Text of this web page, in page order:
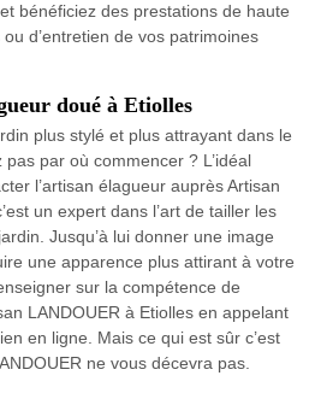
bénéficiez des prestations de haute
d’entretien de vos patrimoines
doué à Etiolles
plus stylé et plus attrayant dans le
par où commencer ? L’idéal
l’artisan élagueur auprès Artisan
un expert dans l’art de tailler les
Jusqu’à lui donner une image
une apparence plus attirant à votre
sur la compétence de
LANDOUER à Etiolles en appelant
en ligne. Mais ce qui est sûr c’est
ne vous décevra pas.